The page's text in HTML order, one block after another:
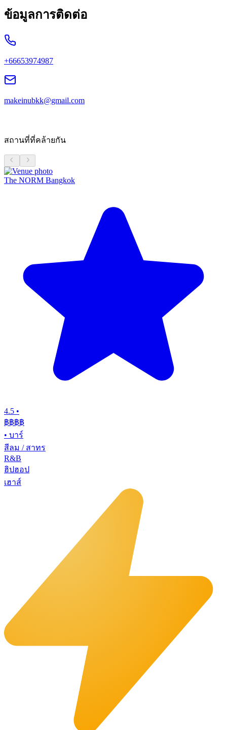
ข้อมูลการติดต่อ
+66653974987
makeinubkk@gmail.com
สถานที่ที่คล้ายกัน
The NORM Bangkok
4.5 •
฿฿฿฿
• บาร์
สีลม / สาทร
R&B
ฮิปฮอป
เฮาส์